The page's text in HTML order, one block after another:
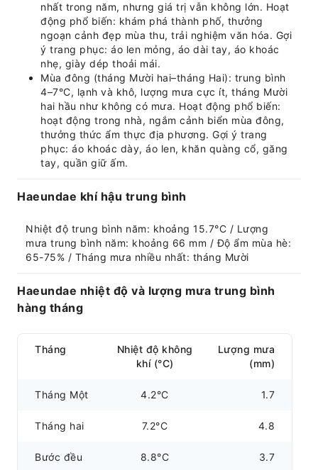
nhất trong năm, nhưng giá trị vẫn không lớn. Hoạt
động phổ biến: khám phá thành phố, thưởng
ngoạn cảnh đẹp mùa thu, trải nghiệm văn hóa. Gợi
ý trang phục: áo len mỏng, áo dài tay, áo khoác
nhẹ, giày dép thoải mái.
Mùa đông (tháng Mười hai–tháng Hai): trung bình
4–7°C, lạnh và khô, lượng mưa cực ít, tháng Mười
hai hầu như không có mưa. Hoạt động phổ biến:
hoạt động trong nhà, ngắm cảnh biển mùa đông,
thưởng thức ẩm thực địa phương. Gợi ý trang
phục: áo khoác dày, áo len, khăn quàng cổ, găng
tay, quần giữ ấm.
Haeundae khí hậu trung bình
Nhiệt độ trung bình năm: khoảng 15.7°C / Lượng
mưa trung bình năm: khoảng 66 mm / Độ ẩm mùa hè:
65-75% / Tháng mưa nhiều nhất: tháng Mười
Haeundae nhiệt độ và lượng mưa trung bình
hàng tháng
Tháng
Nhiệt độ không
khí (°C)
Lượng mưa
(mm)
Tháng Một 4.2°C 1.7
Tháng hai 7.2°C 4.8
Bước đều 8.8°C 3.7